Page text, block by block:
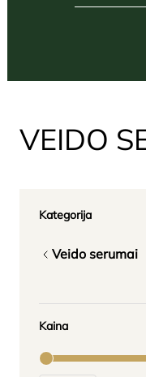
VEIDO
Kategorija
Veido serumai
Kaina